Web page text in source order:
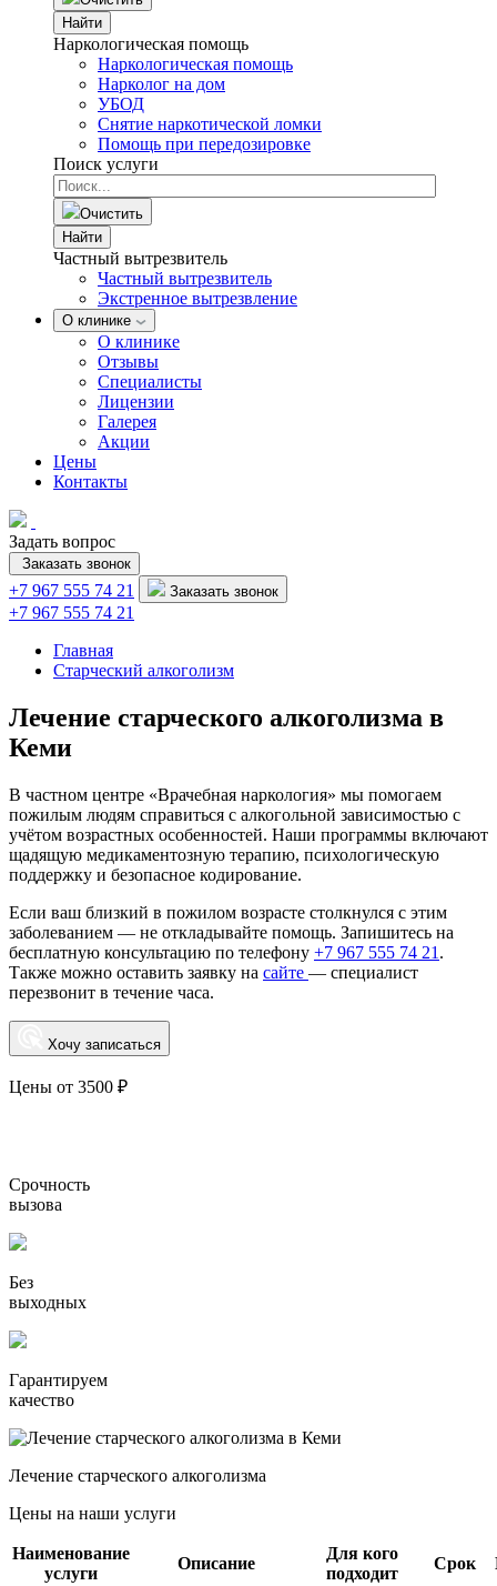
Найти
Наркологическая помощь
Наркологическая помощь
Нарколог на дом
УБОД
Снятие наркотической ломки
Помощь при передозировке
Поиск услуги
Очистить
Найти
Частный вытрезвитель
Частный вытрезвитель
Экстренное вытрезвление
О клинике
О клинике
Отзывы
Специалисты
Лицензии
Галерея
Акции
Цены
Контакты
Задать вопрос
Заказать звонок
+7 967 555 74 21 Заказать звонок
+7 967 555 74 21
Главная
Старческий алкоголизм
Лечение старческого алкоголизма в
Кеми
В частном центре «Врачебная наркология» мы помогаем
пожилым людям справиться с алкогольной зависимостью с
учётом возрастных особенностей. Наши программы включают
щадящую медикаментозную терапию, психологическую
поддержку и безопасное кодирование.
Если ваш близкий в пожилом возрасте столкнулся с этим
заболеванием — не откладывайте помощь. Запишитесь на
бесплатную консультацию по телефону +7 967 555 74 21 .
Также можно оставить заявку на сайте — специалист
перезвонит в течение часа.
Хочу записаться
Цены от 3500 ₽
Срочность
вызова
Без
выходных
Гарантируем
качество
Лечение старческого алкоголизма
Цены на наши услуги
Наименование
услуги
Описание
Для кого
подходит
Срок